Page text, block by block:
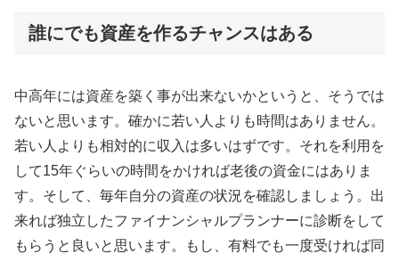
誰にでも資産を作るチャンスはある
中高年には資産を築く事が出来ないかというと、そうでは
ないと思います。確かに若い人よりも時間はありません。
若い人よりも相対的に収入は多いはずです。それを利用を
して15年ぐらいの時間をかければ老後の資金にはありま
す。そして、毎年自分の資産の状況を確認しましょう。出
来れば独立したファイナンシャルプランナーに診断をして
もらうと良いと思います。もし、有料でも一度受ければ同